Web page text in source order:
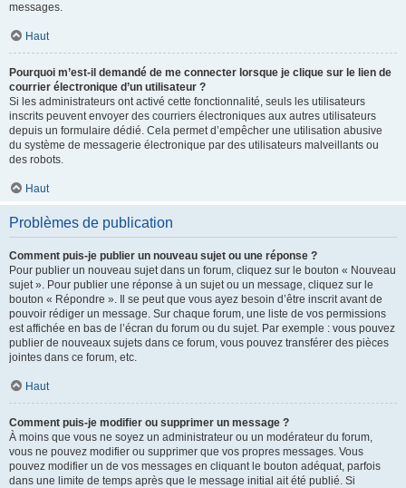
messages.
Haut
Pourquoi m’est-il demandé de me connecter lorsque je clique sur le lien de
courrier électronique d’un utilisateur ?
Si les administrateurs ont activé cette fonctionnalité, seuls les utilisateurs
inscrits peuvent envoyer des courriers électroniques aux autres utilisateurs
depuis un formulaire dédié. Cela permet d’empêcher une utilisation abusive
du système de messagerie électronique par des utilisateurs malveillants ou
des robots.
Haut
Problèmes de publication
Comment puis-je publier un nouveau sujet ou une réponse ?
Pour publier un nouveau sujet dans un forum, cliquez sur le bouton « Nouveau
sujet ». Pour publier une réponse à un sujet ou un message, cliquez sur le
bouton « Répondre ». Il se peut que vous ayez besoin d’être inscrit avant de
pouvoir rédiger un message. Sur chaque forum, une liste de vos permissions
est affichée en bas de l’écran du forum ou du sujet. Par exemple : vous pouvez
publier de nouveaux sujets dans ce forum, vous pouvez transférer des pièces
jointes dans ce forum, etc.
Haut
Comment puis-je modifier ou supprimer un message ?
À moins que vous ne soyez un administrateur ou un modérateur du forum,
vous ne pouvez modifier ou supprimer que vos propres messages. Vous
pouvez modifier un de vos messages en cliquant le bouton adéquat, parfois
dans une limite de temps après que le message initial ait été publié. Si